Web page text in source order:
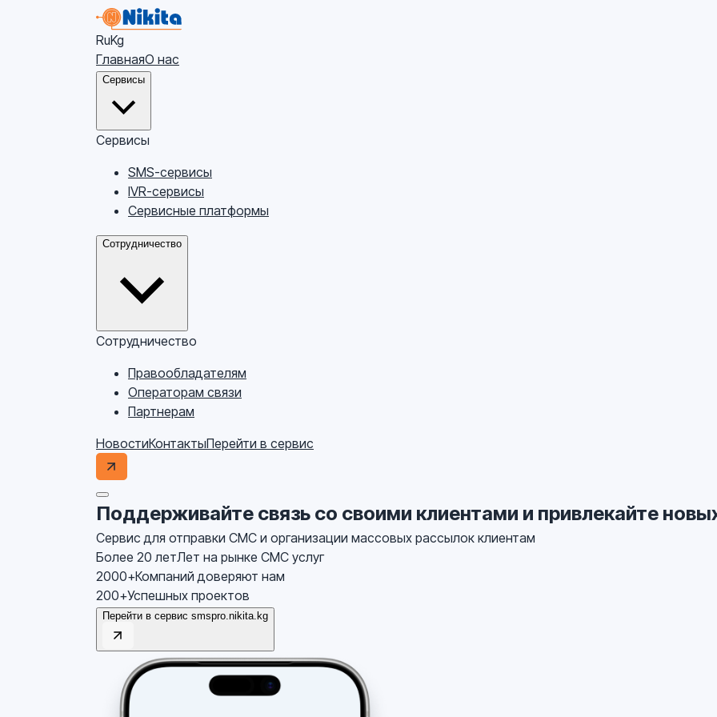
RuKg
ГлавнаяО нас
Сервисы
Сервисы
SMS-сервисы
IVR-сервисы
Сервисные платформы
Сотрудничество
Сотрудничество
Правообладателям
Операторам связи
Партнерам
НовостиКонтактыПерейти в сервис
Поддерживайте связь со своими клиентами и привлекайте
Сервис для отправки СМС и организации массовых рассылок клиентам
Более 20 летЛет на рынке СМС услуг
2000+Компаний доверяют нам
200+Успешных проектов
Перейти в сервис smspro.nikita.kg